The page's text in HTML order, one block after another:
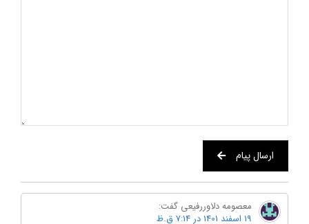
ارسال پیام
معصومه دلاوررفیعی گفت:
19 اسفند 1401 در 7:14 ق.ظ